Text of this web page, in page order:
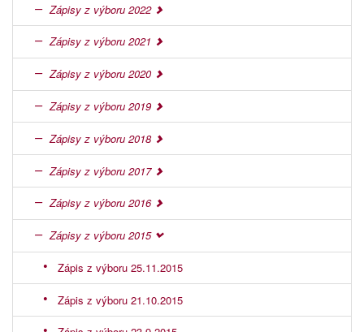
Zápisy z výboru 2022
Zápisy z výboru 2021
Zápisy z výboru 2020
Zápisy z výboru 2019
Zápisy z výboru 2018
Zápisy z výboru 2017
Zápisy z výboru 2016
Zápisy z výboru 2015
Zápis z výboru 25.11.2015
Zápis z výboru 21.10.2015